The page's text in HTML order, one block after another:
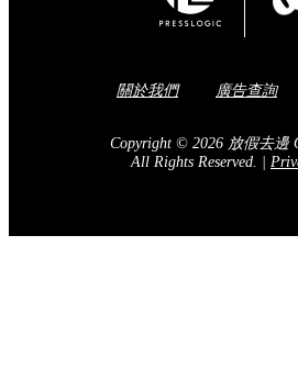
關於我們 廣告查詢
Copyright © 2026 放假去邊
All Rights Reserved. |